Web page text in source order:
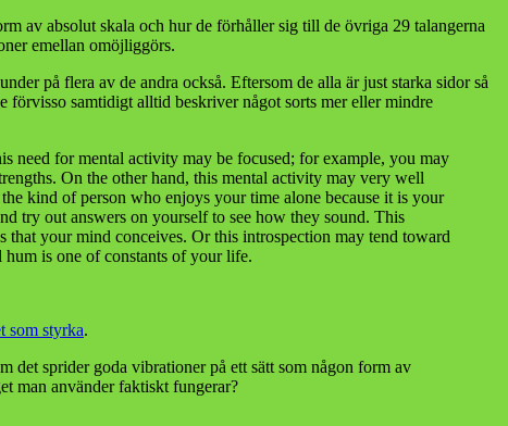
av absolut skala och hur de förhåller sig till de övriga 29 talangerna
emellan omöjliggörs.
på flera av de andra också. Eftersom de alla är just starka sidor så
förvisso samtidigt alltid beskriver något sorts mer eller mindre
need for mental activity may be focused; for example, you may
On the other hand, this mental activity may very well
kind of person who enjoys your time alone because it is your
try out answers on yourself to see how they sound. This
your mind conceives. Or this introspection may tend toward
hum is one of constants of your life.
som styrka.
det sprider goda vibrationer på ett sätt som någon form av
man använder faktiskt fungerar?